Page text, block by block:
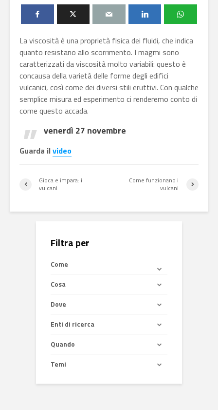
La viscosità è una proprietà fisica dei fluidi, che indica
quanto resistano allo scorrimento. I magmi sono
caratterizzati da viscosità molto variabili: questo è
concausa della varietà delle forme degli edifici
vulcanici, così come dei diversi stili eruttivi. Con qualche
semplice misura ed esperimento ci renderemo conto di
come questo accada.
venerdì 27 novembre
Guarda ilvideo
Gioca e impara: i
vulcani
Come funzionano i
vulcani
Filtra per
Come
Cosa
Dove
Enti di ricerca
Quando
Temi